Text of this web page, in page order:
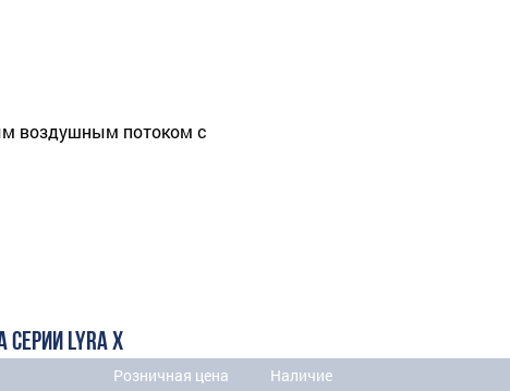
воздушным потоком с
LYRA X
Розничная цена Наличие